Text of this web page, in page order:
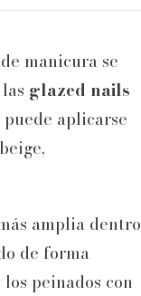
manicura se
glazed nails
aplicarse
amplia dentro
de forma
peinados con